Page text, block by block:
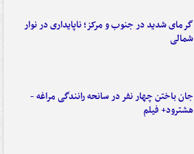
گرمای شدید در جنوب و مرکز؛ ناپایداری در نوار
شمالی
جان باختن چهار نفر در سانحه رانندگی مراغه -
هشترود+ فیلم